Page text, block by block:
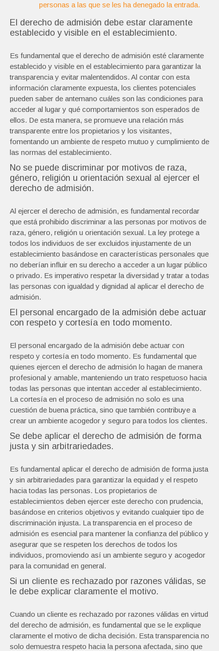
personas a las que se les ha denegado la entrada.
El derecho de admisión debe estar claramente
establecido y visible en el establecimiento.
Es fundamental que el derecho de admisión esté claramente
establecido y visible en el establecimiento para garantizar la
transparencia y evitar malentendidos. Al contar con esta
información claramente expuesta, los clientes potenciales
pueden saber de antemano cuáles son las condiciones para
acceder al lugar y qué comportamientos son esperados de
ellos. De esta manera, se promueve una relación más
transparente entre los propietarios y los visitantes,
fomentando un ambiente de respeto mutuo y cumplimiento de
las normas del establecimiento.
No se puede discriminar por motivos de raza,
género, religión u orientación sexual al ejercer el
derecho de admisión.
Al ejercer el derecho de admisión, es fundamental recordar
que está prohibido discriminar a las personas por motivos de
raza, género, religión u orientación sexual. La ley protege a
todos los individuos de ser excluidos injustamente de un
establecimiento basándose en características personales que
no deberían influir en su derecho a acceder a un lugar público
o privado. Es imperativo respetar la diversidad y tratar a todas
las personas con igualdad y dignidad al aplicar el derecho de
admisión.
El personal encargado de la admisión debe actuar
con respeto y cortesía en todo momento.
El personal encargado de la admisión debe actuar con
respeto y cortesía en todo momento. Es fundamental que
quienes ejercen el derecho de admisión lo hagan de manera
profesional y amable, manteniendo un trato respetuoso hacia
todas las personas que intentan acceder al establecimiento.
La cortesía en el proceso de admisión no solo es una
cuestión de buena práctica, sino que también contribuye a
crear un ambiente acogedor y seguro para todos los clientes.
Se debe aplicar el derecho de admisión de forma
justa y sin arbitrariedades.
Es fundamental aplicar el derecho de admisión de forma justa
y sin arbitrariedades para garantizar la equidad y el respeto
hacia todas las personas. Los propietarios de
establecimientos deben ejercer este derecho con prudencia,
basándose en criterios objetivos y evitando cualquier tipo de
discriminación injusta. La transparencia en el proceso de
admisión es esencial para mantener la confianza del público y
asegurar que se respeten los derechos de todos los
individuos, promoviendo así un ambiente seguro y acogedor
para la comunidad en general.
Si un cliente es rechazado por razones válidas, se
le debe explicar claramente el motivo.
Cuando un cliente es rechazado por razones válidas en virtud
del derecho de admisión, es fundamental que se le explique
claramente el motivo de dicha decisión. Esta transparencia no
solo demuestra respeto hacia la persona afectada, sino que